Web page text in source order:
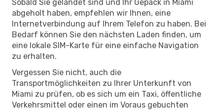
Sobald Sie gelandet sind und Ihr Gepäck in Miami
abgeholt haben, empfehlen wir Ihnen, eine
Internetverbindung auf Ihrem Telefon zu haben. Bei
Bedarf können Sie den nächsten Laden finden, um
eine lokale SIM-Karte für eine einfache Navigation
zu erhalten.
Vergessen Sie nicht, auch die
Transportmöglichkeiten zu Ihrer Unterkunft von
Miami zu prüfen, ob es sich um ein Taxi, öffentliche
Verkehrsmittel oder einen im Voraus gebuchten